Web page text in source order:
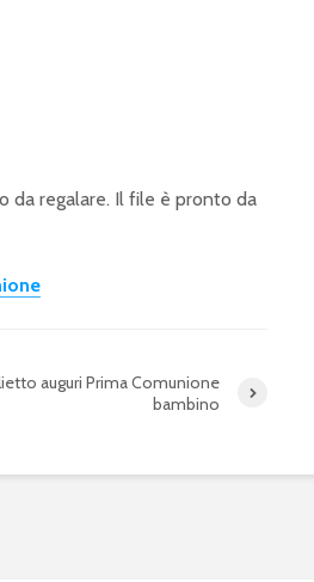
da regalare. Il file è pronto da
auguri Prima Comunione
bambino